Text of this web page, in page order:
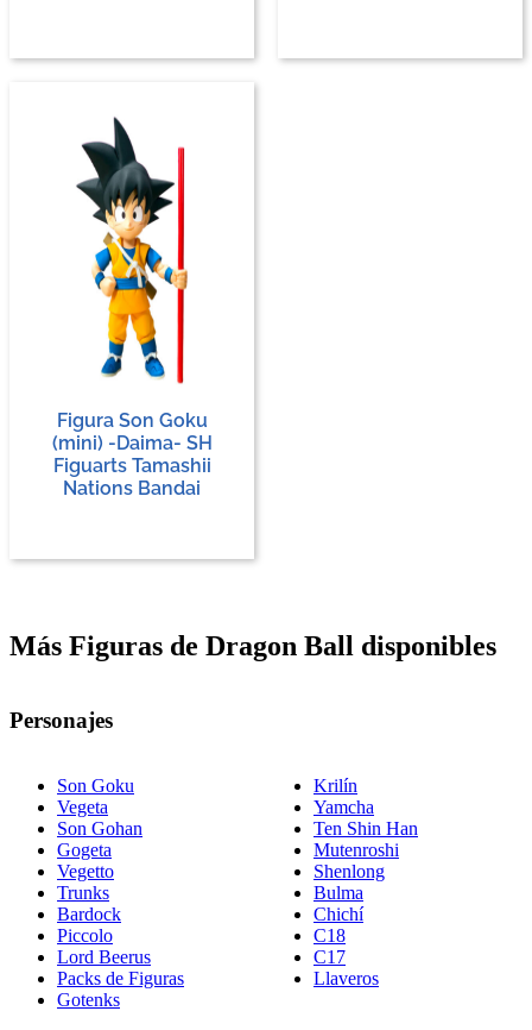
Figura Son Goku
(mini) -Daima- SH
Figuarts Tamashii
Nations Bandai
Más Figuras de Dragon Ball disponibles
Personajes
Son Goku
Vegeta
Son Gohan
Gogeta
Vegetto
Trunks
Bardock
Piccolo
Lord Beerus
Packs de Figuras
Gotenks
Krilín
Yamcha
Ten Shin Han
Mutenroshi
Shenlong
Bulma
Chichí
C18
C17
Llaveros